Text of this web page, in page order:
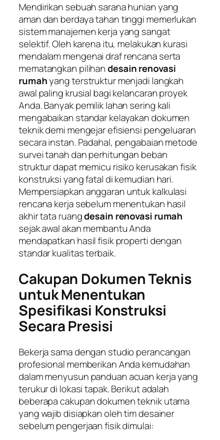
Mendirikan sebuah sarana hunian yang
aman dan berdaya tahan tinggi memerlukan
sistem manajemen kerja yang sangat
selektif. Oleh karena itu, melakukan kurasi
mendalam mengenai draf rencana serta
mematangkan pilihandesain renovasi
rumahyang terstruktur menjadi langkah
awal paling krusial bagi kelancaran proyek
Anda. Banyak pemilik lahan sering kali
mengabaikan standar kelayakan dokumen
teknik demi mengejar efisiensi pengeluaran
secara instan. Padahal, pengabaian metode
survei tanah dan perhitungan beban
struktur dapat memicu risiko kerusakan fisik
konstruksi yang fatal di kemudian hari.
Mempersiapkan anggaran untuk kalkulasi
rencana kerja sebelum menentukan hasil
akhir tata ruangdesain renovasi rumah
sejak awal akan membantu Anda
mendapatkan hasil fisik properti dengan
standar kualitas terbaik.
Cakupan Dokumen Teknis
untuk Menentukan
Spesifikasi Konstruksi
Secara Presisi
Bekerja sama dengan studio perancangan
profesional memberikan Anda kemudahan
dalam menyusun panduan acuan kerja yang
terukur di lokasi tapak. Berikut adalah
beberapa cakupan dokumen teknik utama
yang wajib disiapkan oleh tim desainer
sebelum pengerjaan fisik dimulai: